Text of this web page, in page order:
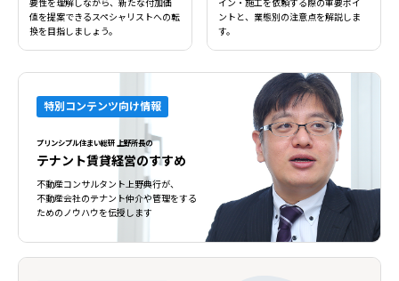
要性を理解しながら、新たな付加価
値を提案できるスペシャリストへの転
換を目指しましょう。
イン・施工を依頼する際の重要ポイ
ントと、業態別の注意点を解説しま
す。
特別コンテンツ向け情報
プリンシプル住まい総研 上野所長の
テナント賃貸経営のすすめ
不動産コンサルタント上野典行が、
不動産会社のテナント仲介や管理をする
ためのノウハウを伝授します